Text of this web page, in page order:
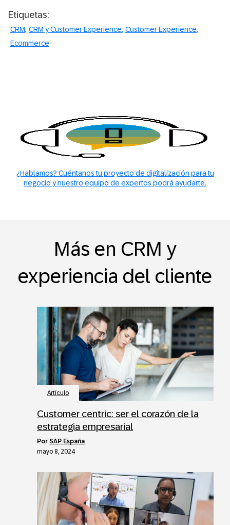
Etiquetas:
CRM CRM y Customer Experience Customer Experience
Ecommerce
¿Hablamos? Cuéntanos tu proyecto de digitalización para tu
negocio y nuestro equipo de expertos podrá ayudarte.
Más en CRM y
experiencia del cliente
Artículo
Customer centric: ser el corazón de la
estrategia empresarial
por SAP España
mayo 8, 2024